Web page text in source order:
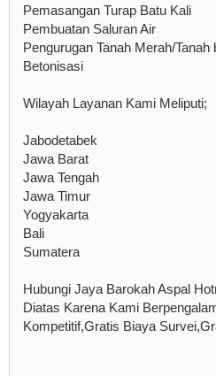
Pemasangan Turap Batu Kali
Pembuatan Saluran Air
Pengurugan Tanah Merah/Tanah
Betonisasi
Wilayah Layanan Kami Meliputi;
Jabodetabek
Jawa Barat
Jawa Tengah
Jawa Timur
Yogyakarta
Bali
Sumatera
Hubungi Jaya Barokah Aspal
Diatas Karena Kami
Kompetitif,Gratis Biaya